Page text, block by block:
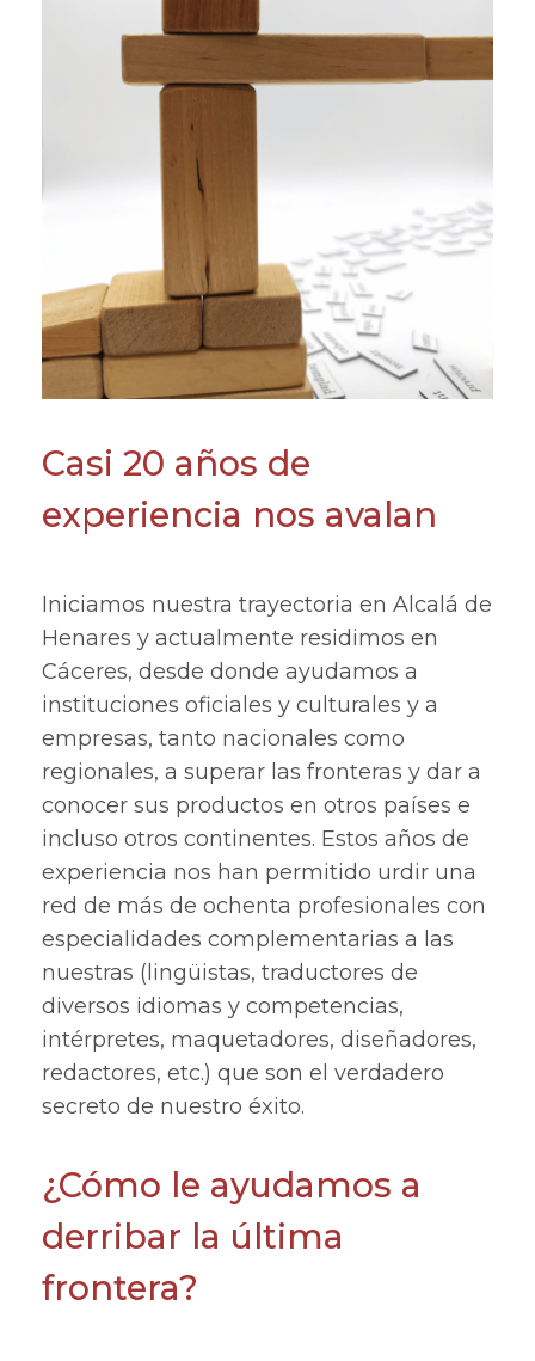
Casi 20 años de
experiencia nos avalan
Iniciamos nuestra trayectoria en Alcalá de
Henares y actualmente residimos en
Cáceres, desde donde ayudamos a
instituciones oficiales y culturales y a
empresas, tanto nacionales como
regionales, a superar las fronteras y dar a
conocer sus productos en otros países e
incluso otros continentes. Estos años de
experiencia nos han permitido urdir una
red de más de ochenta profesionales con
especialidades complementarias a las
nuestras (lingüistas, traductores de
diversos idiomas y competencias,
intérpretes, maquetadores, diseñadores,
redactores, etc.) que son el verdadero
secreto de nuestro éxito.
¿Cómo le ayudamos a
derribar la última
frontera?